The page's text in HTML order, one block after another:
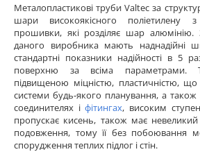
Металопластикові труби Valtec за
шари високоякісного поліетилену
прошивки, які розділяє шар
даного виробника мають наднадійні
стандартні показники надійності в 5
поверхню за всіма параметрами.
підвищеною міцністю, пластичністю,
системи будь-якого планування, а
соединителях іфітингах, високим
пропускає кисень, також має невеликий
подовження, тому її без побоювання
спорудження теплих підлог і стін.